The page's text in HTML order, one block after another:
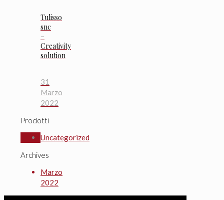
Tulisso
snc
–
Creativity
solution
31
Marzo
2022
Prodotti
Uncategorized
Archives
Marzo
2022